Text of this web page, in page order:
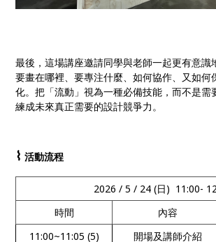
最後，這場講座邀請同學與老師一起更有意識
要畫在哪裡、要專注什麼、如何協作、又如何
化。把「流動」視為一種必備技能，而不是需
練成未來真正需要的設計競爭力。
⌇ 活動流程
2026 / 5 / 24 (日) 11:00-
時間
內容
11:00~11:05 (5)
開場及講師介紹